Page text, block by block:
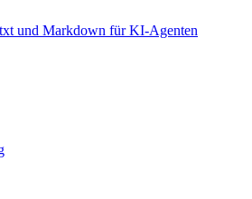
und Markdown für KI-Agenten